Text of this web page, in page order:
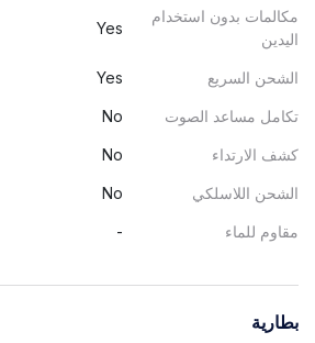
مكالمات بدون استخدام
اليدين
Yes
الشحن السريع Yes
تكامل مساعد الصوت No
كشف الارتداء No
الشحن اللاسلكي No
مقاوم للماء -
بطارية